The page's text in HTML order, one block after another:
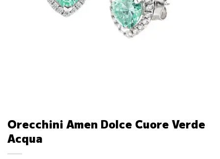
Orecchini Amen Dolce Cuore Verde
Acqua